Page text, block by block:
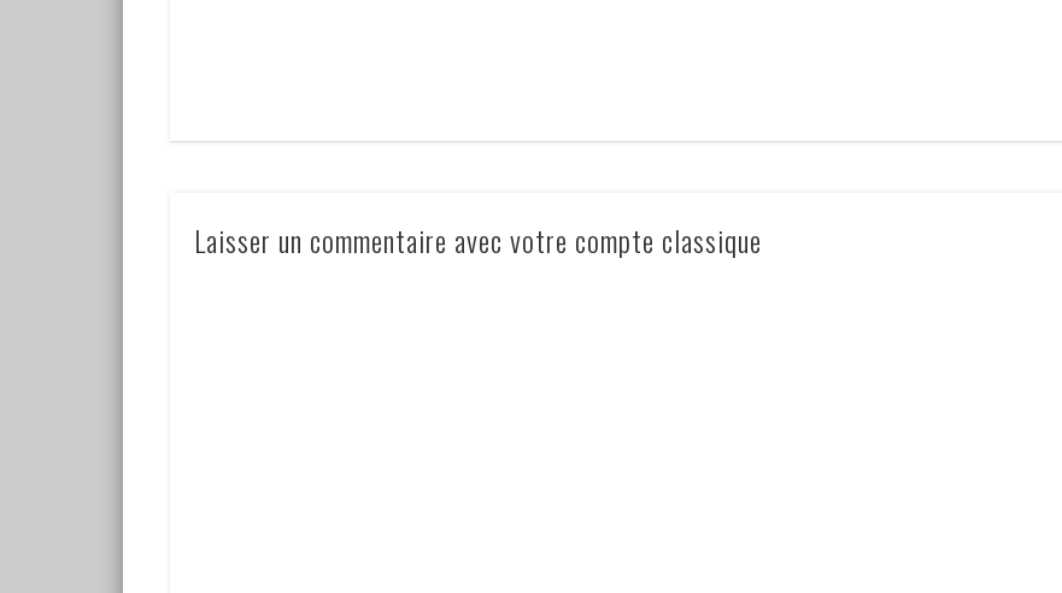
Laisser un commentaire avec votre compte classique